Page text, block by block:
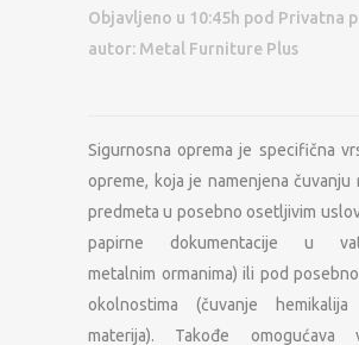
Objavljeno u 10:45h pod Privatna
autor: Metal Furniture Plus
Sigurnosna oprema je specifična
opreme, koja je namenjena čuvanju
predmeta u posebno osetljivim
papirne dokumentacije u
metalnim ormanima) ili pod
okolnostima (čuvanje
materija). Takođe omogućava